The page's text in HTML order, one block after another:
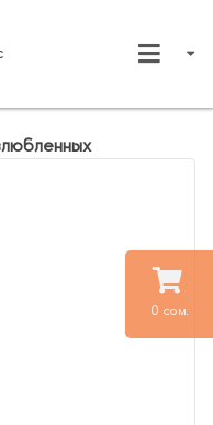
0 сом.